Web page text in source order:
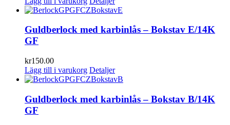
Guldberlock med karbinlås – Bokstav E/14K
GF
kr150.00
Lägg till i varukorg Detaljer
Guldberlock med karbinlås – Bokstav B/14K
GF